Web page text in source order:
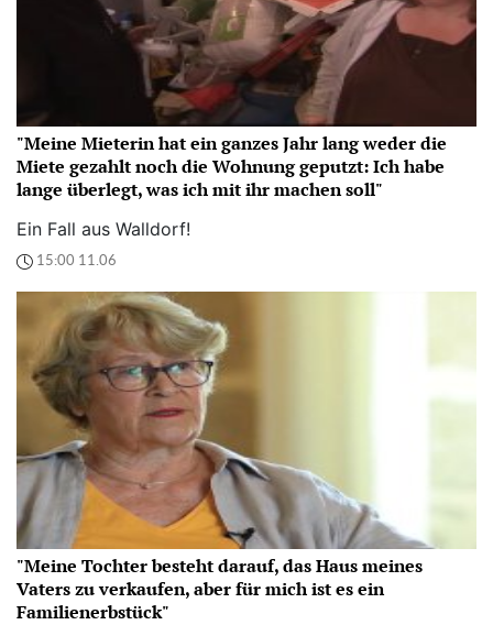
"Meine Mieterin hat ein ganzes Jahr lang weder die
Miete gezahlt noch die Wohnung geputzt: Ich habe
lange überlegt, was ich mit ihr machen soll"
Ein Fall aus Walldorf!
15:00 11.06
"Meine Tochter besteht darauf, das Haus meines
Vaters zu verkaufen, aber für mich ist es ein
Familienerbstück"